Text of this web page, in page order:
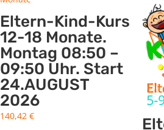
Eltern-Kind-Kurs
12-18 Monate.
Montag 08:50 –
09:50 Uhr. Start
24.AUGUST
2026
140,42 €